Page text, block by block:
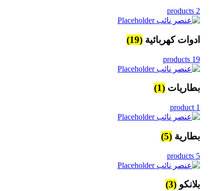
2 products
ادوات كهربائية (19)
19 products
بطاريات (1)
1 product
بطارية (5)
5 products
بلانكو (3)